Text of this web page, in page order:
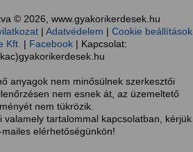
© 2026, www.gyakorikerdesek.hu
| Adatvédelem | Cookie beállítások
Kft. | Facebook | Kapcsolat:
anyagok nem minősülnek szerkesztői
nem esnek át, az üzemeltető
nem tükrözik.
valamely tartalommal kapcsolatban, kérjük
elérhetőségünkön!